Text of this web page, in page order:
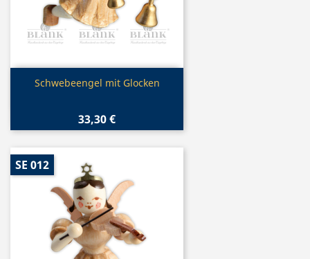
Vorschau
Schwebeengel mit Glocken
33,30 €
SE 012